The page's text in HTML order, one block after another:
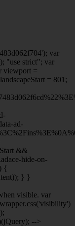
var
"use strict"; var
viewport =
= 801;
ad-
&&
hide-on-
{
} }
visible. var
-->